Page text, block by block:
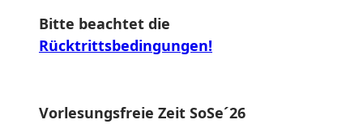
Bitte beachtet die
Rücktrittsbedingungen!
Vorlesungsfreie Zeit SoSe´26